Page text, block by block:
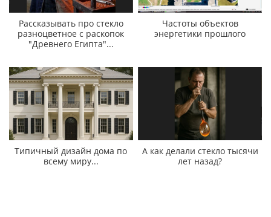
Рассказывать про стекло
разноцветное с раскопок
"Древнего Египта"...
Частоты объектов
энергетики прошлого
Типичный дизайн дома по
всему миру...
А как делали стекло тысячи
лет назад?